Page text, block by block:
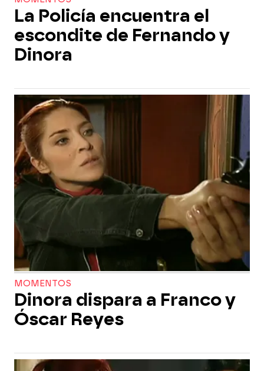
La Policía encuentra el
escondite de Fernando y
Dinora
MOMENTOS
Dinora dispara a Franco y
Óscar Reyes